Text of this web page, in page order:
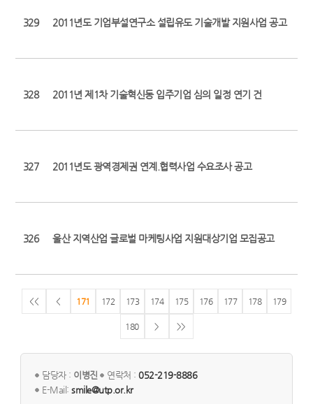
329 2011년도 기업부설연구소 설립유도 기술개발 지원사업 공고
328 2011년 제1차 기술혁신동 입주기업 심의 일정 연기 건
327 2011년도 광역경제권 연계.협력사업 수요조사 공고
326 울산 지역산업 글로벌 마케팅사업 지원대상기업 모집공고
<< < 171 172 173 174 175 176 177 178 179
180 > >>
담당자 : 이병진 연락처 :052-219-8886
E-Mail:smile@utp.or.kr